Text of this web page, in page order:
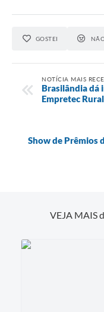
GOSTEI
NOTÍCIA MAIS
Brasilândia dá
Empretec Rural
Show de Prêmios
VEJA MAIS